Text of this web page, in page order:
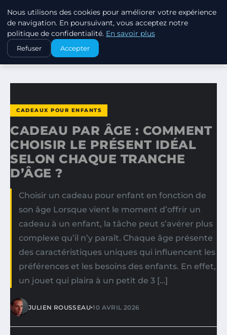
SWISSTALES
ACCUEIL
CADEAUX POUR ENFANTS
CADEAU PAR ÂGE : COMMENT CHOISIR LE PRÉSENT IDÉAL…
CADEAUX POUR ENFANTS
CADEAU PAR ÂGE : COMMENT
CHOISIR LE PRÉSENT IDÉAL
SELON CHAQUE TRANCHE
D’ÂGE ?
Choisir un cadeau pour enfant en fonction de
son âge Lorsque vient le moment d’offrir un
cadeau à un enfant, la tâche peut s’avérer plus
complexe qu’il n’y paraît. Chaque âge présente
des caractéristiques uniques qui influencent les
préférences et les besoins des enfants. En effet,
un jouet qui plaira à un petit de 3 […]
JULIEN ROUSSEAU•10 AVRIL 2026
Nous utilisons des cookies pour améliorer votre expérience
de navigation. En poursuivant, vous acceptez notre
politique de confidentialité. En savoir plus
Refuser Accepter